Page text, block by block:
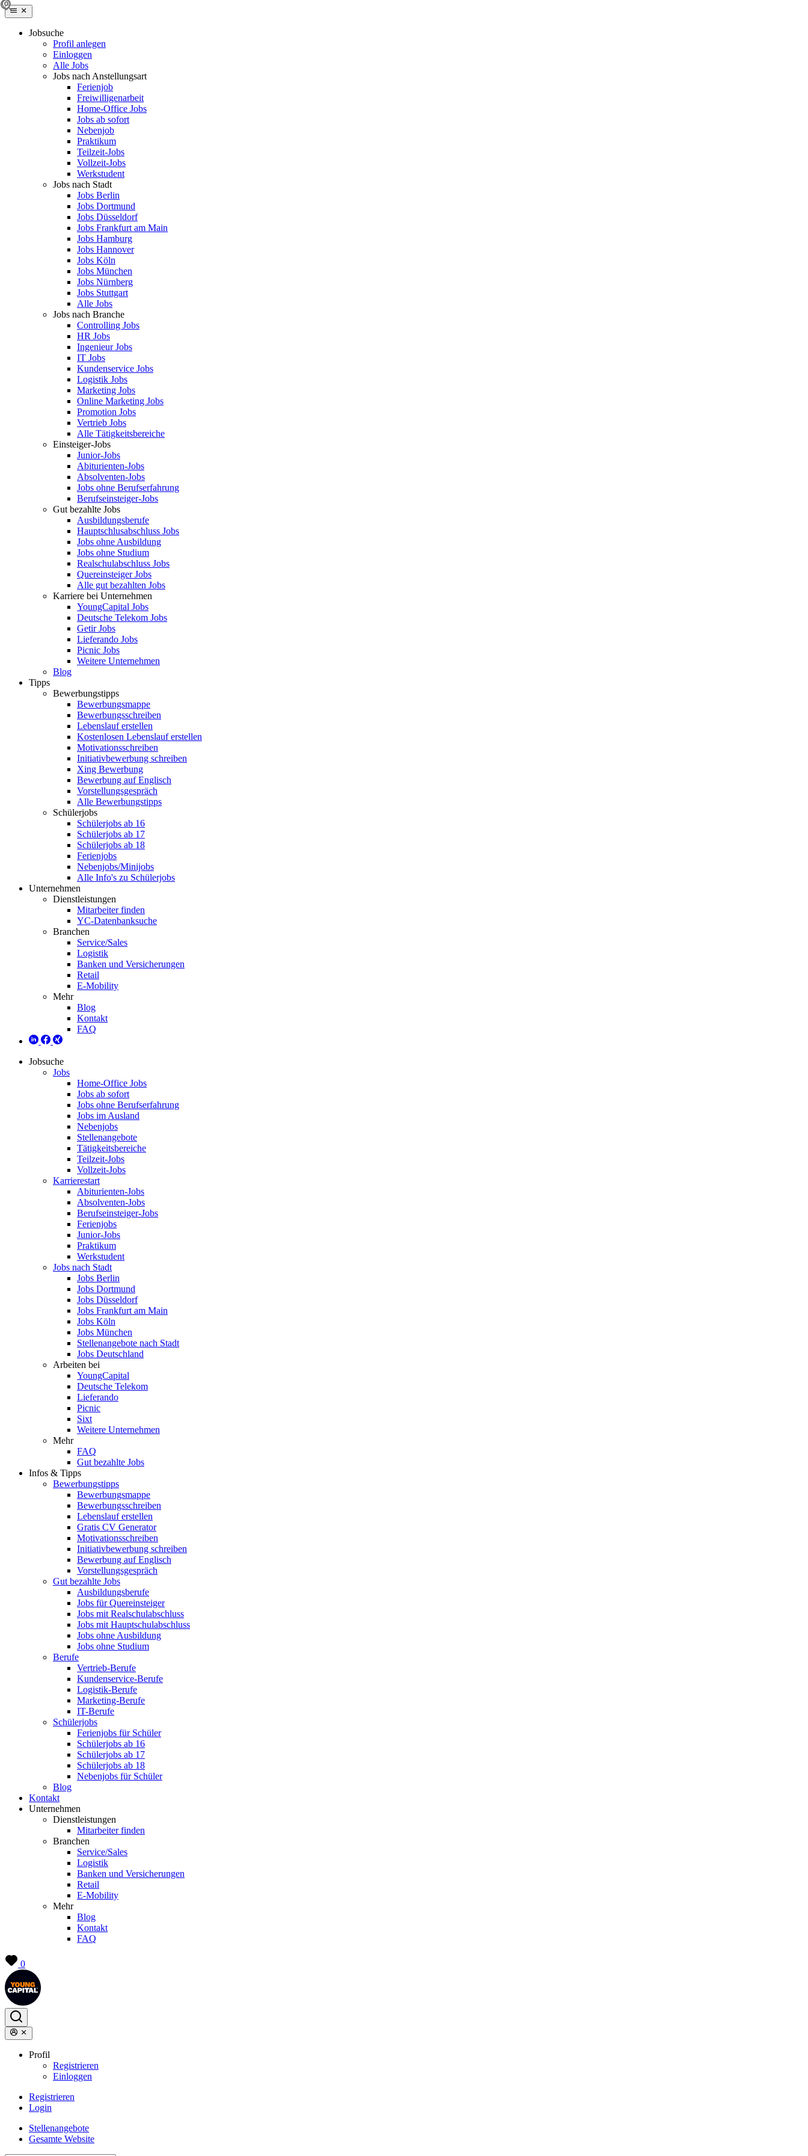
Jobsuche
Profil anlegen
Einloggen
Alle Jobs
Jobs nach Anstellungsart
Ferienjob
Freiwilligenarbeit
Home-Office Jobs
Jobs ab sofort
Nebenjob
Praktikum
Teilzeit-Jobs
Vollzeit-Jobs
Werkstudent
Jobs nach Stadt
Jobs Berlin
Jobs Dortmund
Jobs Düsseldorf
Jobs Frankfurt am Main
Jobs Hamburg
Jobs Hannover
Jobs Köln
Jobs München
Jobs Nürnberg
Jobs Stuttgart
Alle Jobs
Jobs nach Branche
Controlling Jobs
HR Jobs
Ingenieur Jobs
IT Jobs
Kundenservice Jobs
Logistik Jobs
Marketing Jobs
Online Marketing Jobs
Promotion Jobs
Vertrieb Jobs
Alle Tätigkeitsbereiche
Einsteiger-Jobs
Junior-Jobs
Abiturienten-Jobs
Absolventen-Jobs
Jobs ohne Berufserfahrung
Berufseinsteiger-Jobs
Gut bezahlte Jobs
Ausbildungsberufe
Hauptschlusabschluss Jobs
Jobs ohne Ausbildung
Jobs ohne Studium
Realschulabschluss Jobs
Quereinsteiger Jobs
Alle gut bezahlten Jobs
Karriere bei Unternehmen
YoungCapital Jobs
Deutsche Telekom Jobs
Getir Jobs
Lieferando Jobs
Picnic Jobs
Weitere Unternehmen
Blog
Tipps
Bewerbungstipps
Bewerbungsmappe
Bewerbungsschreiben
Lebenslauf erstellen
Kostenlosen Lebenslauf erstellen
Motivationsschreiben
Initiativbewerbung schreiben
Xing Bewerbung
Bewerbung auf Englisch
Vorstellungsgespräch
Alle Bewerbungstipps
Schülerjobs
Schülerjobs ab 16
Schülerjobs ab 17
Schülerjobs ab 18
Ferienjobs
Nebenjobs/Minijobs
Alle Info's zu Schülerjobs
Unternehmen
Dienstleistungen
Mitarbeiter finden
YC-Datenbanksuche
Branchen
Service/Sales
Logistik
Banken und Versicherungen
Retail
E-Mobility
Mehr
Blog
Kontakt
FAQ
Jobsuche
Jobs
Home-Office Jobs
Jobs ab sofort
Jobs ohne Berufserfahrung
Jobs im Ausland
Nebenjobs
Stellenangebote
Tätigkeitsbereiche
Teilzeit-Jobs
Vollzeit-Jobs
Karrierestart
Abiturienten-Jobs
Absolventen-Jobs
Berufseinsteiger-Jobs
Ferienjobs
Junior-Jobs
Praktikum
Werkstudent
Jobs nach Stadt
Jobs Berlin
Jobs Dortmund
Jobs Düsseldorf
Jobs Frankfurt am Main
Jobs Köln
Jobs München
Stellenangebote nach Stadt
Jobs Deutschland
Arbeiten bei
YoungCapital
Deutsche Telekom
Lieferando
Picnic
Sixt
Weitere Unternehmen
Mehr
FAQ
Gut bezahlte Jobs
Infos & Tipps
Bewerbungstipps
Bewerbungsmappe
Bewerbungsschreiben
Lebenslauf erstellen
Gratis CV Generator
Motivationsschreiben
Initiativbewerbung schreiben
Bewerbung auf Englisch
Vorstellungsgespräch
Gut bezahlte Jobs
Ausbildungsberufe
Jobs für Quereinsteiger
Jobs mit Realschulabschluss
Jobs mit Hauptschulabschluss
Jobs ohne Ausbildung
Jobs ohne Studium
Berufe
Vertrieb-Berufe
Kundenservice-Berufe
Logistik-Berufe
Marketing-Berufe
IT-Berufe
Schülerjobs
Ferienjobs für Schüler
Schülerjobs ab 16
Schülerjobs ab 17
Schülerjobs ab 18
Nebenjobs für Schüler
Blog
Kontakt
Unternehmen
Dienstleistungen
Mitarbeiter finden
Branchen
Service/Sales
Logistik
Banken und Versicherungen
Retail
E-Mobility
Mehr
Blog
Kontakt
FAQ
0
Profil
Registrieren
Einloggen
Registrieren
Login
Stellenangebote
Gesamte Website